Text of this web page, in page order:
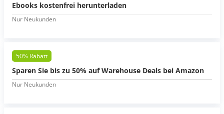
Ebooks kostenfrei herunterladen
Nur Neukunden
50% Rabatt
Sparen Sie bis zu 50% auf Warehouse Deals bei Amazon
Nur Neukunden